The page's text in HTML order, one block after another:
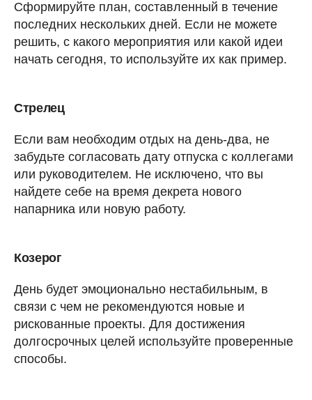
Сформируйте план, составленный в течение
последних нескольких дней. Если не можете
решить, с какого мероприятия или какой идеи
начать сегодня, то используйте их как пример.
Стрелец
Если вам необходим отдых на день-два, не
забудьте согласовать дату отпуска с коллегами
или руководителем. Не исключено, что вы
найдете себе на время декрета нового
напарника или новую работу.
Козерог
День будет эмоционально нестабильным, в
связи с чем не рекомендуются новые и
рискованные проекты. Для достижения
долгосрочных целей используйте проверенные
способы.